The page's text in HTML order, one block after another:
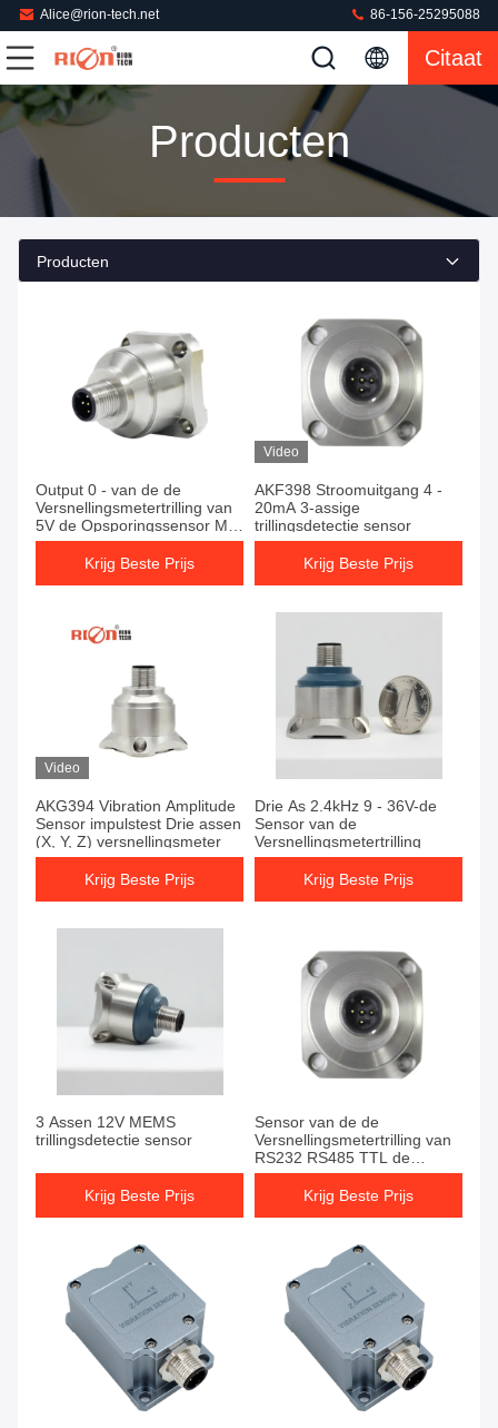
Alice@rion-tech.net 86-156-25295088
Citaat
Producten
Producten
Output 0 - van de de
Versnellingsmetertrilling van
5V de Opsporingssensor Met
drie assen
Krijg Beste Prijs
Video
AKF398 Stroomuitgang 4 -
20mA 3-assige
trillingsdetectie sensor
Krijg Beste Prijs
Video
AKG394 Vibration Amplitude
Sensor impulstest Drie assen
(X, Y, Z) versnellingsmeter
Krijg Beste Prijs
Drie As 2.4kHz 9 - 36V-de
Sensor van de
Versnellingsmetertrilling
Krijg Beste Prijs
3 Assen 12V MEMS
trillingsdetectie sensor
Krijg Beste Prijs
Sensor van de de
Versnellingsmetertrilling van
RS232 RS485 TTL de
Digitale
Krijg Beste Prijs